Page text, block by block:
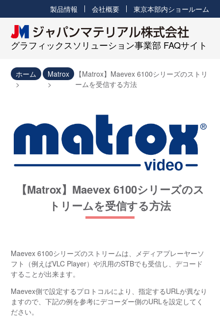
グラフィックスソリューション事業部 FAQサイト
製品情報 会社概要 東京本部内ショールーム
ホーム Matrox
【Matrox】Maevex 6100シリーズのストリ
ームを受信する方法
【Matrox】Maevex 6100シリーズのス
トリームを受信する方法
Maevex 6100シリーズのストリームは、メディアプレーヤーソ
フト（例えばVLC Player）や汎用のSTBでも受信し、デコード
することが出来ます。
Maevex側で設定するプロトコルにより、指定するURLが異なり
ますので、下記の例を参考にデコーダー側のURLを設定してく
ださい。